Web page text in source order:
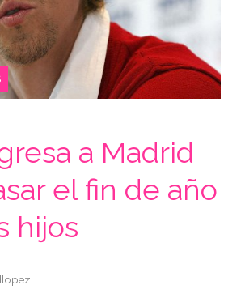
a Madrid
el fin de año
hijos